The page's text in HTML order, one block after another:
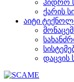
ჰიდრო
ქარის
აიტი
დაცვის